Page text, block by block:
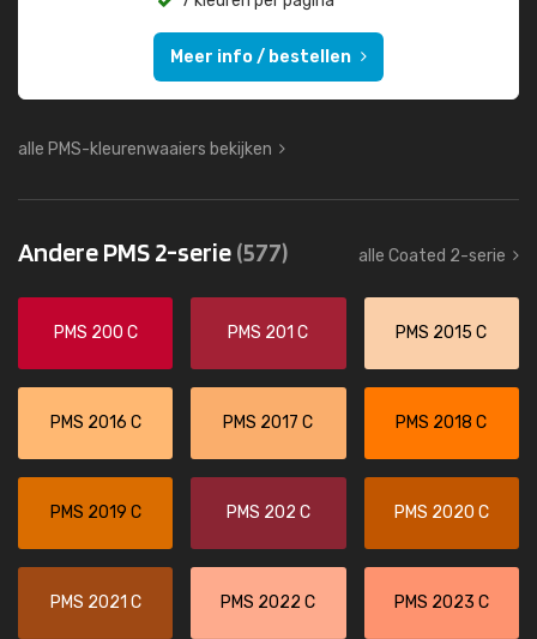
Meer info / bestellen
alle PMS-kleurenwaaiers bekijken
Andere PMS 2-serie(577) alle Coated 2-serie
PMS 200 C PMS 201 C PMS 2015 C
PMS 2016 C PMS 2017 C PMS 2018 C
PMS 2019 C PMS 202 C PMS 2020 C
PMS 2021 C PMS 2022 C PMS 2023 C